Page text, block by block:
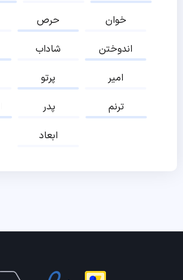
حرص
خوان
شاداب
اندوختن
پرتو
امیر
پدر
ترنم
ابعاد